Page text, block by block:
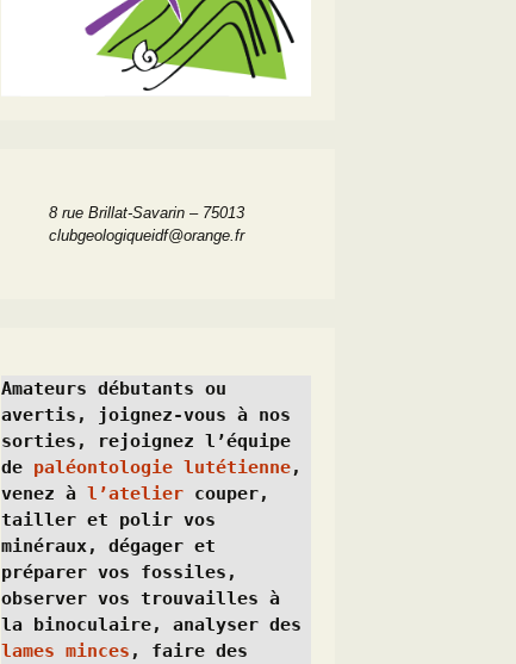
8 rue Brillat-Savarin – 75013
clubgeologiqueidf@orange.fr
Amateurs débutants ou
avertis, joignez-vous à nos
sorties, rejoignez l’équipe
de paléontologie lutétienne,
venez à l’atelier couper,
tailler et polir vos
minéraux, dégager et
préparer vos fossiles,
observer vos trouvailles à
lames minces , faire des